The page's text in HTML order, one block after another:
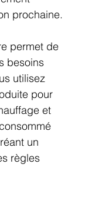
prochaine.
permet de
besoins
utilisez
pour
et
un
règles